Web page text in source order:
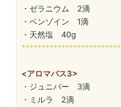
・ゼラニウム 2滴
・ベンゾイン 1滴
・天然塩 40g
<アロマバス3>
・ジュニパー 3滴
・ミルラ 2滴